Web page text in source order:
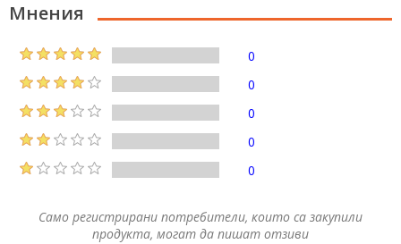
Мнения
0
0
0
0
0
Само регистрирани потребители, които са закупили
продукта, могат да пишат отзиви